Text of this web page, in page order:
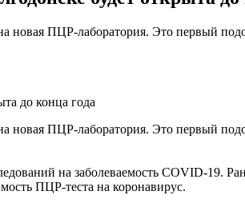
новая ПЦР-лаборатория. Это первый
до конца года
новая ПЦР-лаборатория. Это первый
на заболеваемость COVID-19.
ПЦР-теста на коронавирус.